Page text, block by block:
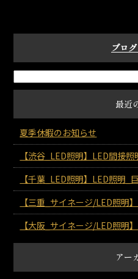
ブロ
最近
夏季休暇のお知らせ
【渋谷_LED照明】LED間接照
【千葉_LED照明】LED照明_
【三重_サイネージ/LED照明
【大阪_サイネージ/LED照明
アー